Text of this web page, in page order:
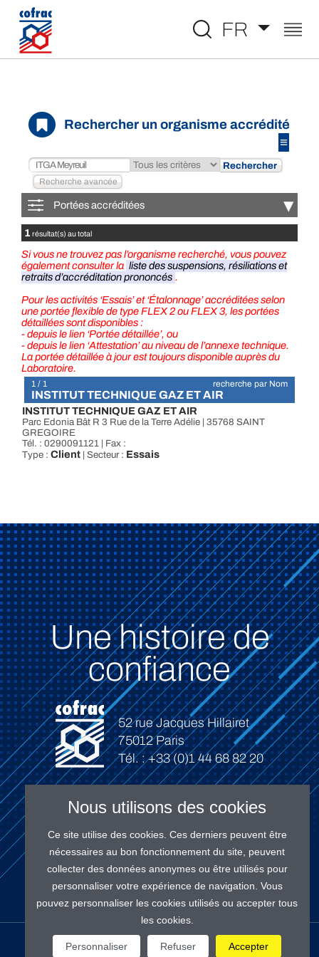
Aller au contenu
FR
Rechercher un organisme accrédité
≡
Portées accréditées ▾
1 résultat(s) au total
Si vous ne trouvez pas l’organisme recherché, vous pouvez
également consulter la liste des suspensions, résiliations et
retraits d’accréditation prononcés .
Pour les activités ‘Essais’ et ‘Étalonnage’ accréditées selon
une portée flexible de type FLEX 2 ou FLEX 3, les portées
détaillées sont disponibles :
- depuis le lien ‘Portée détaillée’, ou
- depuis le lien ‘Attestation’ au niveau de l’annexe technique.
La portée détaillée à jour est toujours disponible auprès du
Laboratoire.
1 / 1 recherche par Nom
INSTITUT TECHNIQUE GAZ ET AIR
INSTITUT TECHNIQUE GAZ ET AIR
Parc Edonia Bât R 3 Rue de la Terre Adélie | 35768 SAINT
GREGOIRE
Tél. : 0290091121 | Fax :
Type : Client | Secteur : Essais
Une histoire de
confiance
52 rue Jacques Hillairet
75012 Paris
Tél. : +33 (0)1 44 68 82 20
Connexion
NOS RÉSEAUX
Nous utilisons des cookies
Ce site utilise des cookies. Ces derniers peuvent être
nécessaires au bon fonctionnement du site, peuvent
collecter des données anonymes ou être utilisés pour
personnaliser votre expérience de navigation. Vous
pouvez personnaliser les cookies utilisés ou accepter tous
les cookies.
Personnaliser Refuser Accepter